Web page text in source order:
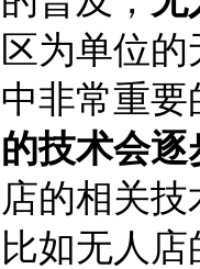
区为单位
中非常重
的技术会
店的相关
比如无人